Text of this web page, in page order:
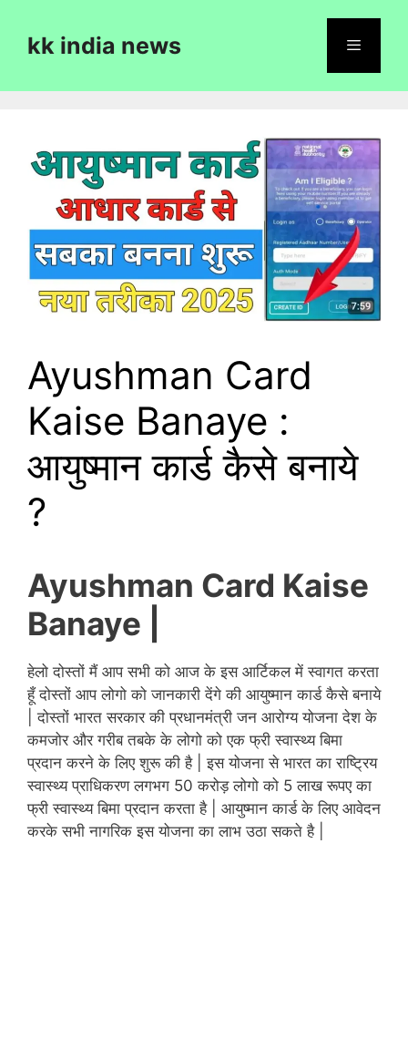
contentkk india news
Ayushman Card
Kaise Banaye :
आयुष्मान कार्ड कैसे बनाये
?
Ayushman Card Kaise
Banaye |
हेलो दोस्तों मैं आप सभी को आज के इस आर्टिकल में स्वागत करता
हूँ दोस्तों आप लोगो को जानकारी देंगे की आयुष्मान कार्ड कैसे बनाये
| दोस्तों भारत सरकार की प्रधानमंत्री जन आरोग्य योजना देश के
कमजोर और गरीब तबके के लोगो को एक फ्री स्वास्थ्य बिमा
प्रदान करने के लिए शुरू की है | इस योजना से भारत का राष्ट्रिय
स्वास्थ्य प्राधिकरण लगभग 50 करोड़ लोगो को 5 लाख रूपए का
फ्री स्वास्थ्य बिमा प्रदान करता है | आयुष्मान कार्ड के लिए आवेदन
करके सभी नागरिक इस योजना का लाभ उठा सकते है |